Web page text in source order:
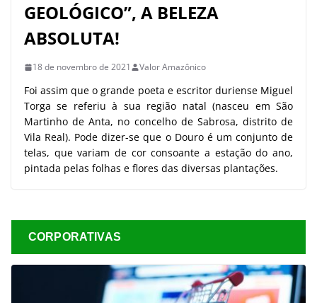
GEOLÓGICO”, A BELEZA
ABSOLUTA!
18 de novembro de 2021 Valor Amazônico
Foi assim que o grande poeta e escritor duriense Miguel
Torga se referiu à sua região natal (nasceu em São
Martinho de Anta, no concelho de Sabrosa, distrito de
Vila Real). Pode dizer-se que o Douro é um conjunto de
telas, que variam de cor consoante a estação do ano,
pintada pelas folhas e flores das diversas plantações.
CORPORATIVAS